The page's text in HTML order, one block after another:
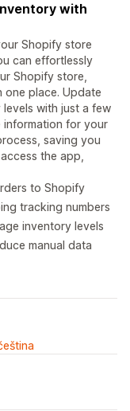
with
Shopify store
can effortlessly
Shopify store,
one place. Update
with just a few
for your
saving you
the app,
to Shopify
tracking numbers
inventory levels
manual data